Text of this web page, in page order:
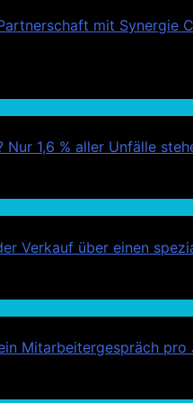
mit Synergie
1,6 % aller Unfälle
Verkauf über einen
Mitarbeitergespräch